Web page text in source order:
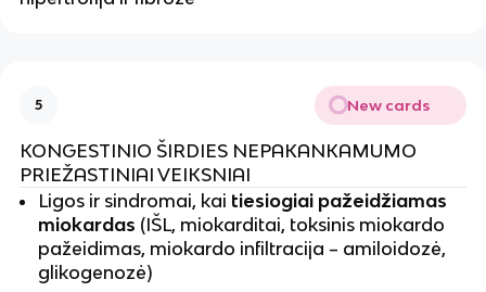
5 New cards
KONGESTINIO ŠIRDIES NEPAKANKAMUMO
PRIEŽASTINIAI VEIKSNIAI
Ligos ir sindromai, kai tiesiogiai pažeidžiamas
miokardas (IŠL, miokarditai, toksinis miokardo
pažeidimas, miokardo infiltracija – amiloidozė,
glikogenozė)